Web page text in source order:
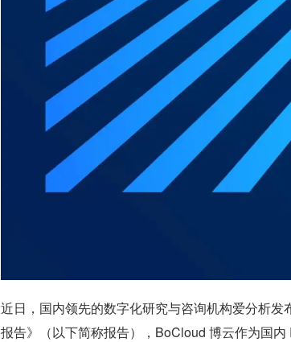
近日，国内领先的数字化研究与咨询机构爱分析发
报告》（以下简称报告），BoCloud 博云作为国内